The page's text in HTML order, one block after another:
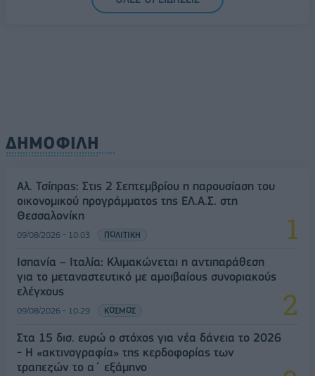
ΔΗΜΟΦΙΛΗ
Αλ. Τσίπρας: Στις 2 Σεπτεμβρίου η παρουσίαση του
οικονομικού προγράμματος της ΕΛ.Α.Σ. στη
Θεσσαλονίκη
09/08/2026 - 10:03 ΠΟΛΙΤΙΚΗ
Ισπανία – Ιταλία: Κλιμακώνεται η αντιπαράθεση
για το μεταναστευτικό με αμοιβαίους συνοριακούς
ελέγχους
09/08/2026 - 10:29 ΚΟΣΜΟΣ
Στα 15 δισ. ευρώ ο στόχος για νέα δάνεια το 2026
- Η «ακτινογραφία» της κερδοφορίας των
τραπεζών το α΄ εξάμηνο